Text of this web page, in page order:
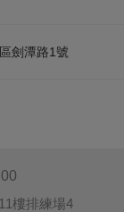
劍潭路1號
樓排練場4